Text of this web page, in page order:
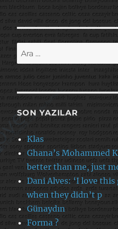
Ara:
SON YAZILAR
Klas
Ghana’s Mohammed
better than me, just
Dani Alves: ‘I love
when they didn’t p
Günaydın
Forma ?